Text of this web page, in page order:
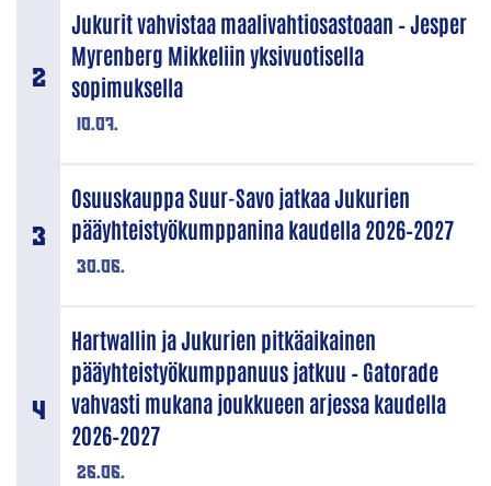
10.07.
Jukurit vahvistaa maalivahtiosastoaan – Jesper
Myrenberg Mikkeliin yksivuotisella
sopimuksella
30.06.
Osuuskauppa Suur-Savo jatkaa Jukurien
pääyhteistyökumppanina kaudella 2026–2027
26.06.
Hartwallin ja Jukurien pitkäaikainen
pääyhteistyökumppanuus jatkuu – Gatorade
vahvasti mukana joukkueen arjessa kaudella
2026–2027